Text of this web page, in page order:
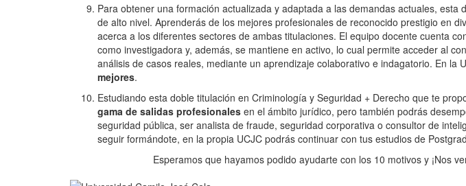
Para obtener una formación actualizada y adaptada a las demandas actuales, esta
de alto nivel. Aprenderás de los mejores profesionales de reconocido prestigio en
acerca a los diferentes sectores de ambas titulaciones. El equipo docente cuenta
como investigadora y, además, se mantiene en activo, lo cual permite acceder al
análisis de casos reales, mediante un aprendizaje colaborativo e indagatorio. En la
mejores.
Estudiando esta doble titulación en Criminología y Seguridad + Derecho que te
gama de salidas profesionales en el ámbito jurídico, pero también podrás
seguridad pública, ser analista de fraude, seguridad corporativa o consultor de
seguir formándote, en la propia UCJC podrás continuar con tus estudios de
Esperamos que hayamos podido ayudarte con los 10 motivos y ¡Nos